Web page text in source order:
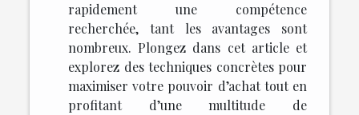
rapidement une compétence
recherchée, tant les avantages sont
nombreux. Plongez dans cet article et
explorez des techniques concrètes pour
maximiser votre pouvoir d’achat tout en
profitant d’une multitude de